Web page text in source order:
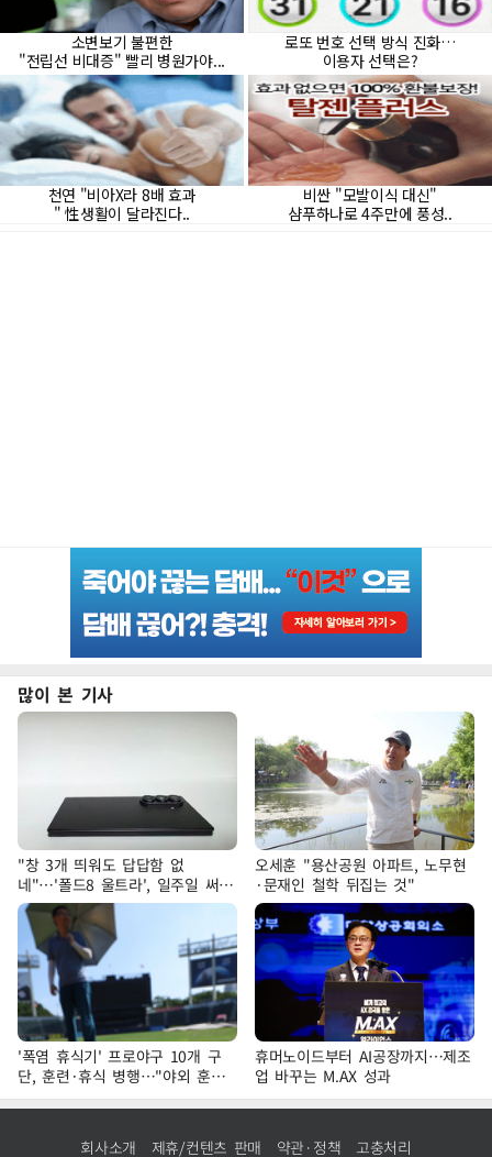
많이 본 기사
"창 3개 띄워도 답답함 없
네"…'폴드8 울트라', 일주일 써보
니
오세훈 "용산공원 아파트, 노무현
·문재인 철학 뒤집는 것"
'폭염 휴식기' 프로야구 10개 구
단, 훈련·휴식 병행…"야외 훈련
해도 안전 최우선"
휴머노이드부터 AI공장까지…제조
업 바꾸는 M.AX 성과
회사소개 제휴/컨텐츠 판매 약관·정책 고충처리